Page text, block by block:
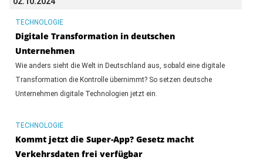
TECHNOLOGIE
Digitale Transformation in deutschen
Unternehmen
Wie anders sieht die Welt in Deutschland aus, sobald eine digitale
Transformation die Kontrolle übernimmt? So setzen deutsche
Unternehmen digitale Technologien jetzt ein.
TECHNOLOGIE
Kommt jetzt die Super-App? Gesetz macht
Verkehrsdaten frei verfügbar